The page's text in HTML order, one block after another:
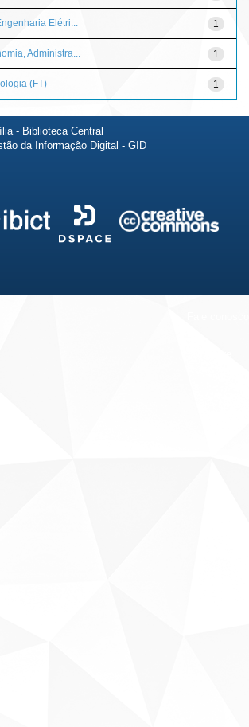
1
Elétri...
1
Administra...
1
(FT)
- Biblioteca Central
da Informação Digital - GID